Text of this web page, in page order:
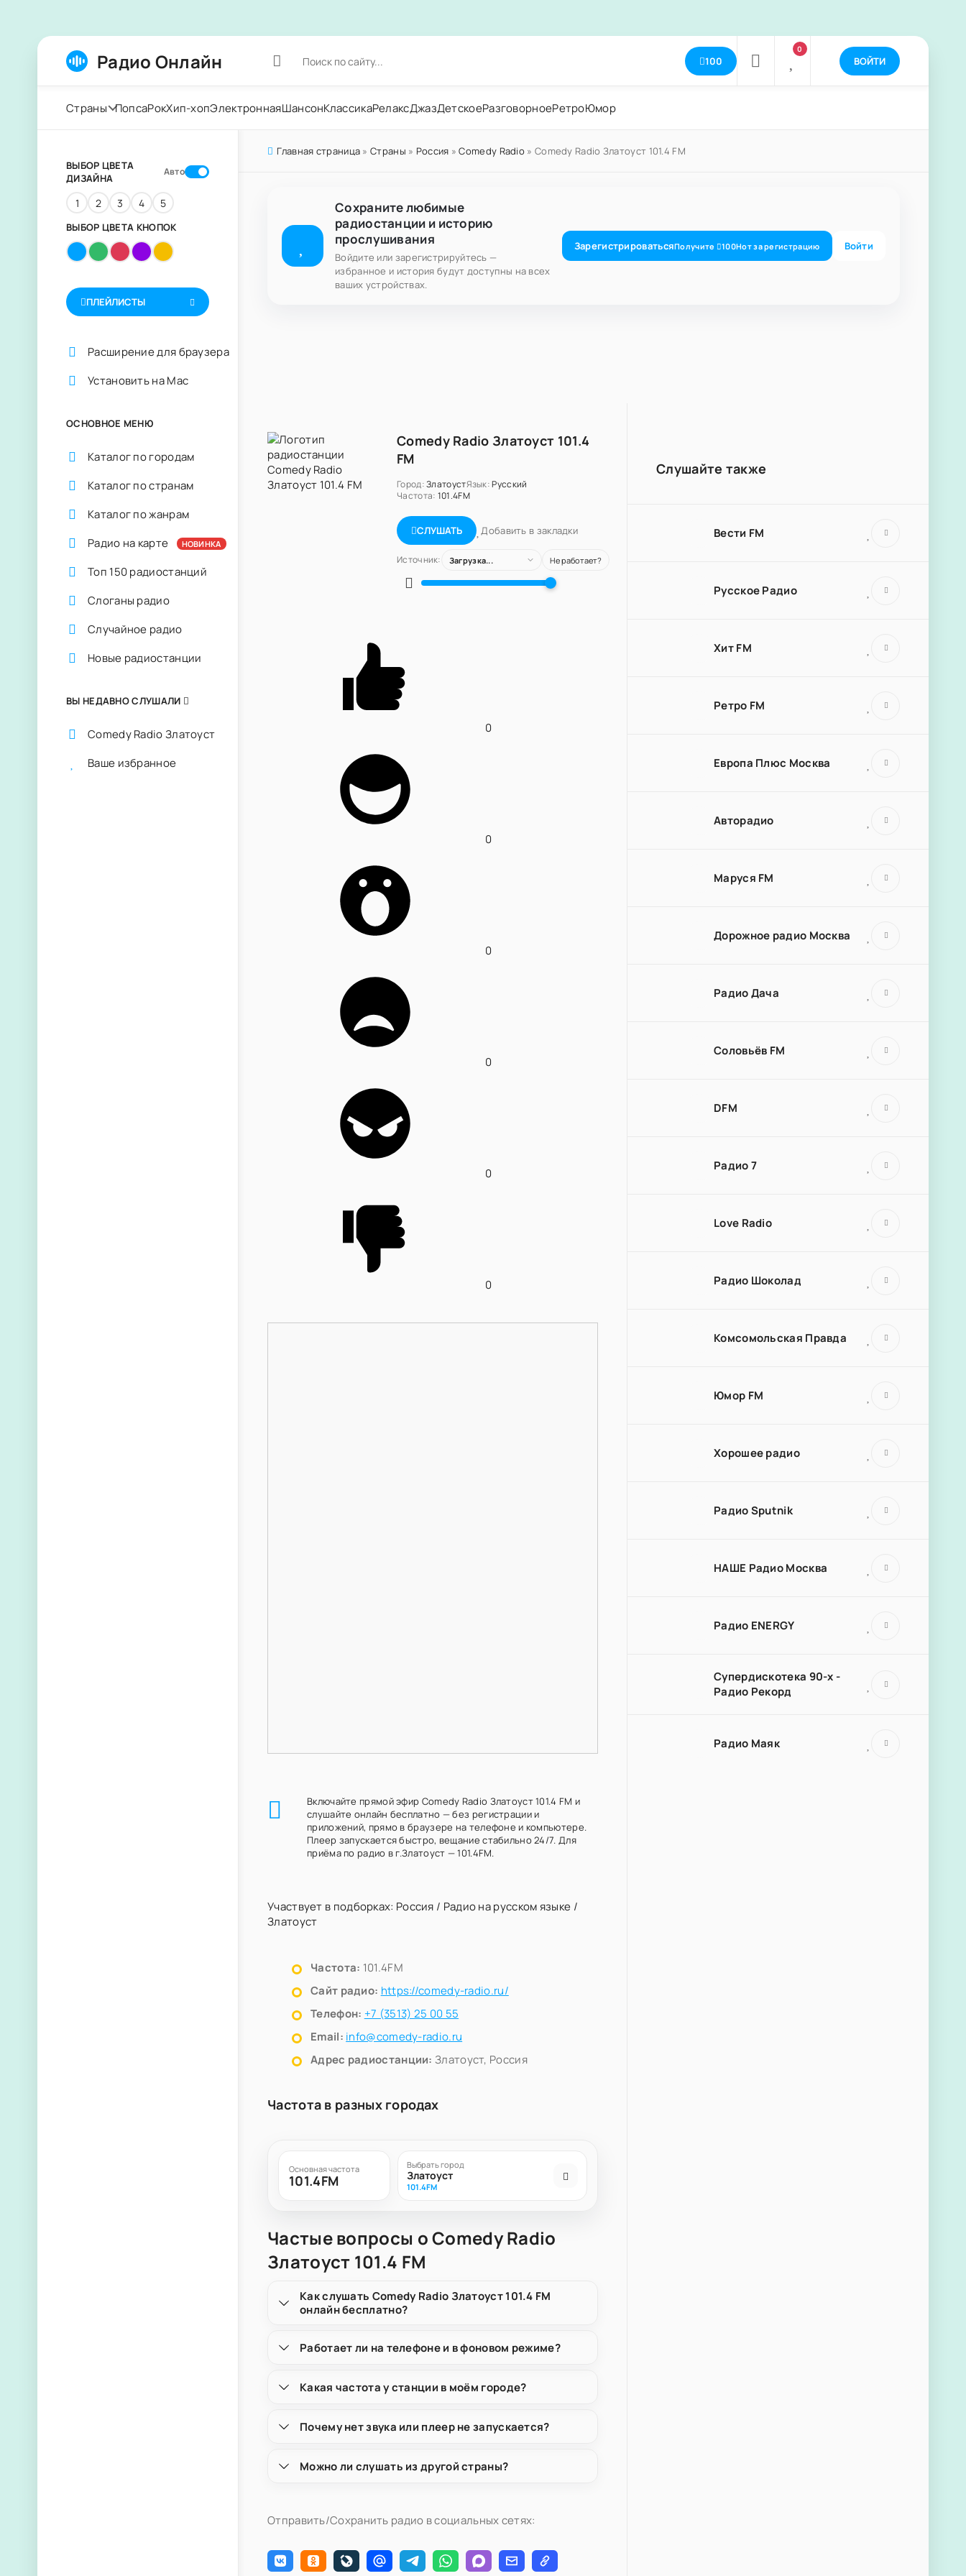
Радио Онлайн 100
0
ВОЙТИ
Страны ПопсаРокХип-хопЭлектроннаяШансонКлассикаРелаксДжазДетскоеРазговорноеРетроЮмор
Главная страница »Страны » Россия »Comedy Radio » Comedy Radio Златоуст 101.4 FM
Сохраните любимые
радиостанции и историю
прослушивания
Войдите или зарегистрируйтесь —
избранное и история будут доступны на всех
ваших устройствах.
ЗарегистрироватьсяПолучите 100Нотза регистрацию Войти
Comedy Radio Златоуст 101.4
FM
Город:ЗлатоустЯзык:Русский
Частота: 101.4FM
СЛУШАТЬ Добавить в закладки
Источник: Загрузка... Не работает?
0
0
0
0
0
0
Включайте прямой эфир Comedy Radio Златоуст 101.4 FM и
слушайте онлайн бесплатно — без регистрации и
приложений, прямо в браузере на телефоне и компьютере.
Плеер запускается быстро, вещание стабильно 24/7. Для
приёма по радио в г.Златоуст — 101.4FM.
Участвует в подборках: Россия / Радио на русском языке /
Златоуст
Частота: 101.4FM
Сайт радио: https://comedy-radio.ru/
Телефон: +7 (3513) 25 00 55
Email: info@comedy-radio.ru
Адрес радиостанции: Златоуст, Россия
Частота в разных городах
Основная частота
101.4FM
Выбрать город
Златоуст
101.4FM
Частые вопросы о Comedy Radio
Златоуст 101.4 FM
Как слушать Comedy Radio Златоуст 101.4 FM
онлайн бесплатно?
Работает ли на телефоне и в фоновом режиме?
Какая частота у станции в моём городе?
Почему нет звука или плеер не запускается?
Можно ли слушать из другой страны?
Отправить/Сохранить радио в социальных сетях:
Слушайте также
Вести FM
Русское Радио
Хит FM
Ретро FM
Европа Плюс Москва
Авторадио
Маруся FM
Дорожное радио Москва
Радио Дача
Соловьёв FM
DFM
Радио 7
Love Radio
Радио Шоколад
Комсомольская Правда
Юмор FM
Хорошее радио
Радио Sputnik
НАШЕ Радио Москва
Радио ENERGY
Супердискотека 90-х -
Радио Рекорд
Радио Маяк
ВЫБОР ЦВЕТА
ДИЗАЙНА
Авто
1 2 3 4 5
ВЫБОР ЦВЕТА КНОПОК
ПЛЕЙЛИСТЫ
Расширение для браузера
Установить на Mac
ОСНОВНОЕ МЕНЮ
Каталог по городам
Каталог по странам
Каталог по жанрам
Радио на карте
НОВИНКА
Топ 150 радиостанций
Слоганы радио
Случайное радио
Новые радиостанции
ВЫ НЕДАВНО СЛУШАЛИ
Comedy Radio Златоуст
Ваше избранное